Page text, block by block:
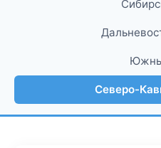
Северо-